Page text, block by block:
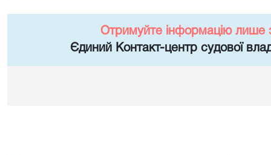
Отримуйте інформацію лише
Єдиний Контакт-центр судової